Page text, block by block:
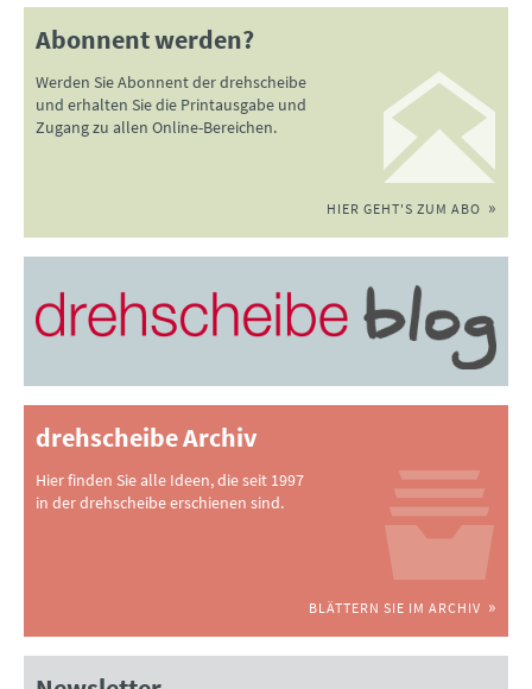
Abonnent werden?
Werden Sie Abonnent der drehscheibe
und erhalten Sie die Printausgabe und
Zugang zu allen Online-Bereichen.
HIER GEHT'S ZUM ABO
drehscheibe Archiv
Hier finden Sie alle Ideen, die seit 1997
in der drehscheibe erschienen sind.
BLÄTTERN SIE IM ARCHIV